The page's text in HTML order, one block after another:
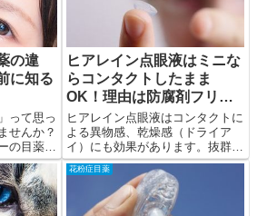
の違
に知る
って思っ
せんか？
の目薬は
ても、な
ヒアレイン点眼液はミニな
らコンタクトしたまま
OK！理由は防腐剤フリー
だから
ヒアレイン点眼液はコンタクトに
よる異物感、乾燥感（ドライア
イ）にも効果があります。抜群の
知名度と使用経験、安定した効
果、副作用の少なさが人気の秘密
花粉症目薬